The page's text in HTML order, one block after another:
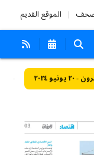
الموقع القديم
٢٠٢٤